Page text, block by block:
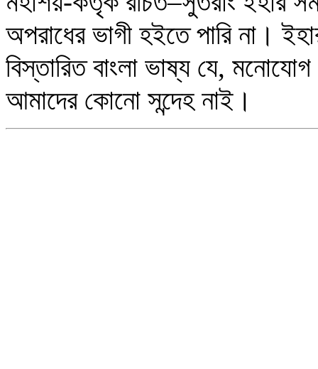
অপরাধের ভাগী হইতে পারি না।
বিস্তারিত বাংলা ভাষ্য যে,
আমাদের কোনো সন্দেহ নাই।